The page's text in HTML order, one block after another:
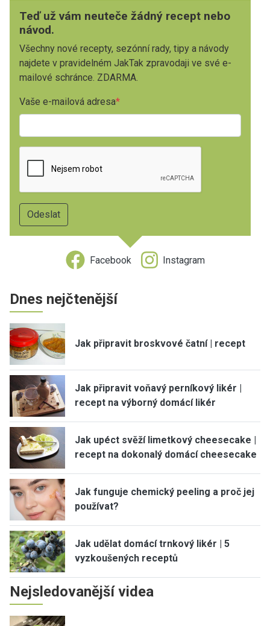
Teď už vám neuteče žádný recept nebo
návod.
Všechny nové recepty, sezónní rady, tipy a návody
najdete v pravidelném JakTak zpravodaji ve své e-
mailové schránce. ZDARMA.
Vaše e-mailová adresa
Facebook Instagram
Dnes nejčtenější
Jak připravit broskvové čatní | recept
Jak připravit voňavý perníkový likér |
recept na výborný domácí likér
Jak upéct svěží limetkový cheesecake |
recept na dokonalý domácí cheesecake
Jak funguje chemický peeling a proč jej
používat?
Jak udělat domácí trnkový likér | 5
vyzkoušených receptů
Nejsledovanější videa